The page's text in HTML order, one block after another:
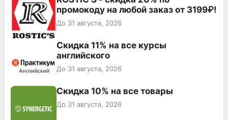
промокоду на любой заказ от 3199₽!
До 31 августа, 2026
Скидка 11% на все курсы
английского
До 31 августа, 2026
Скидка 10% на все товары
До 31 августа, 2026